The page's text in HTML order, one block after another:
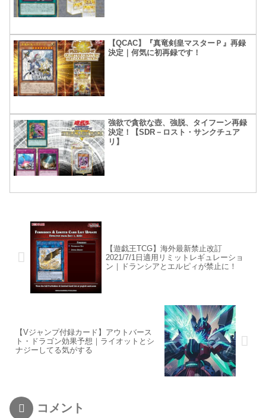
【QCAC】『真竜剣皇マスターＰ』再録
決定｜何気に初再録です！
強欲で貪欲な壺、強脱、タイフーン再録
決定！【SDR－ロスト・サンクチュア
リ】
【遊戯王TCG】海外最新禁止改訂
2021/7/1日適用リミットレギュレーショ
ン｜ドランシアとエルピィが禁止に！
【Vジャンプ付録カード】アウトバース
ト・ドラゴン効果予想｜ライオットとシ
ナジーしてる気がする
コメント